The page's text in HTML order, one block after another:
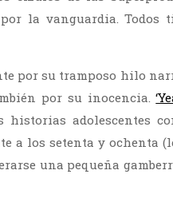
la vanguardia. Todos
por su tramposo hilo
por su inocencia.
historias adolescentes
a los setenta y ochenta
una pequeña